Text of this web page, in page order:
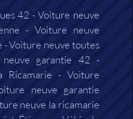
42
Voiture neuve
Voiture neuve
Voiture neuve toutes
garantie 42
Ricamarie
Voiture
neuve garantie
neuve la ricamarie